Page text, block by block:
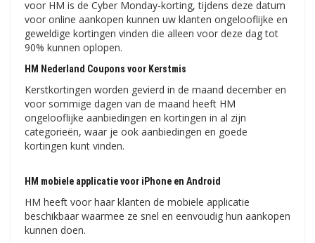
voor HM is de Cyber ​​​​Monday-korting, tijdens deze datum
voor online aankopen kunnen uw klanten ongelooflijke en
geweldige kortingen vinden die alleen voor deze dag tot
90% kunnen oplopen.
HM Nederland Coupons voor Kerstmis
Kerstkortingen worden gevierd in de maand december en
voor sommige dagen van de maand heeft HM
ongelooflijke aanbiedingen en kortingen in al zijn
categorieën, waar je ook aanbiedingen en goede
kortingen kunt vinden.
HM mobiele applicatie voor iPhone en Android
HM heeft voor haar klanten de mobiele applicatie
beschikbaar waarmee ze snel en eenvoudig hun aankopen
kunnen doen.